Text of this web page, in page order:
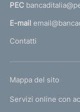
a
l
'
m
e
PEC
E-mail
Contatti
L
N
Mappa del sito
Servizi online con